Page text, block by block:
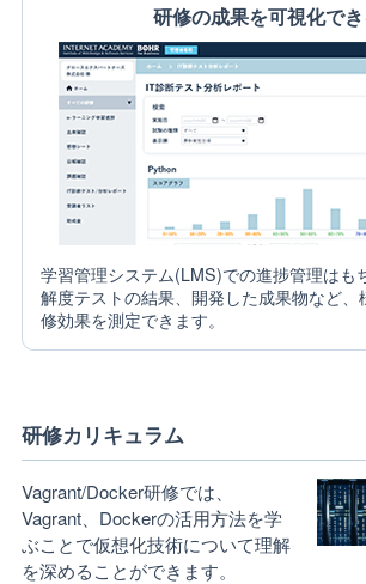
研修の成果を可視化で
学習管理システム(LMS)での進捗管理はも
解度テストの結果、開発した成果物など、
修効果を測定できます。
研修カリキュラム
Vagrant/Docker研修では、
Vagrant、Dockerの活用方法を学
ぶことで仮想化技術について理解
を深めることができます。